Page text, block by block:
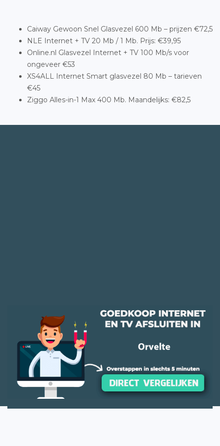
Caiway Gewoon Snel Glasvezel 600 Mb – prijzen €72,5
NLE Internet + TV 20 Mb / 1 Mb. Prijs: €39,95
Online.nl Glasvezel Internet + TV 100 Mb/s voor
ongeveer €53
XS4ALL Internet Smart glasvezel 80 Mb – tarieven
€45
Ziggo Alles-in-1 Max 400 Mb. Maandelijks: €82,5